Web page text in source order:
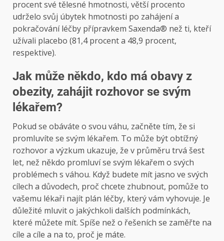
procent své tělesné hmotnosti, větší procento
udrželo svůj úbytek hmotnosti po zahájení a
pokračování léčby přípravkem Saxenda® než ti, kteří
užívali placebo (81,4 procent a 48,9 procent,
respektive).
Jak může někdo, kdo má obavy z
obezity, zahájit rozhovor se svým
lékařem?
Pokud se obáváte o svou váhu, začněte tím, že si
promluvíte se svým lékařem. To může být obtížný
rozhovor a výzkum ukazuje, že v průměru trvá šest
let, než někdo promluví se svým lékařem o svých
problémech s váhou. Když budete mít jasno ve svých
cílech a důvodech, proč chcete zhubnout, pomůže to
vašemu lékaři najít plán léčby, který vám vyhovuje. Je
důležité mluvit o jakýchkoli dalších podmínkách,
které můžete mít. Spíše než o řešeních se zaměřte na
cíle a cíle a na to, proč je máte.